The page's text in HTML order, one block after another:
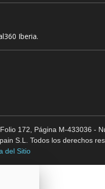
Iberia.
172, Página M-433036 -
S.L. Todos los derechos
del Sitio